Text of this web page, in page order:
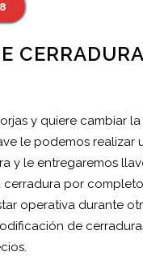
y quiere cambiar
le podemos realizar
y le entregaremos
cerradura por
operativa durante
de